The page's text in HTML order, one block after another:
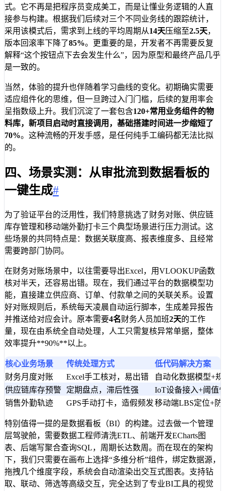
式。它不再是把程序员变成美工，而是让懂业务逻辑的人直
接参与构建。根据我们后续对三个不同业务线的跟踪统计，
采用该模式后，需求到上线的平均周期从14天压缩至2.5天，
版本回滚率下降了85%。更重要的是，开发者不再需要反复
解释“这个按钮点下去会发生什么”，因为原型和最终产品几乎
是一致的。
当然，体验的提升也伴随着学习曲线的变化。初期确实需要
适应组件化的思维，但一旦跨过入门门槛，后续的复用率会
呈指数级上升。我们沉淀了一套包含120+常用业务组件的物
料库，新项目启动时直接调用，基础搭建时间进一步缩短了
70%。这种流畅的开发手感，是任何纯手工编码都无法比拟
的。
四、场景实测：从审批流到数据看板的
一键生成#
为了验证平台的泛用性，我们特意挑选了财务对账、供应链
库存管理和移动端外勤打卡三个典型场景进行压力测试。这
些场景的共同特点是：数据关联度高、报表维度多、且经常
需要跨部门协同。
在财务对账场景中，以往需要导出Excel，用VLOOKUP函数
核对半天，还容易出错。现在，我们通过平台的数据模型功
能，直接建立供应商、订单、付款单之间的关联关系。设置
好对账规则后，系统每天凌晨自动运行脚本，生成差异报告
并推送给对应会计。原本需要4名财务人员加班2天的工作
量，现在由系统全自动处理，人工只需复核异常单据，整体
效率提升**90%**以上。
核心业务场景 传统处理方式
低代码解决方案
财务月度对账
Excel手工核对，易出错
自动化数据模型+
供应链库存预警
定期盘点，滞后性强
IoT设备接入+阈值
销售外勤轨迹
GPS手动打卡，造假频发移动端LBS定位+防
特别值得一提的是数据看板（BI）的构建。过去做一个管理
层驾驶舱，需要数据工程师清洗ETL、前端开发ECharts图
表、后端写聚合查询SQL，周期长达数周。而在现在的架构
下，我们只需要在画布上选择“多维分析”组件，绑定数据源，
拖拽几个维度字段，系统会自动渲染出交互式图表。支持钻
取、联动、筛选等高级交互，完全达到了专业BI工具的视觉